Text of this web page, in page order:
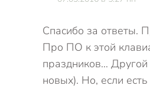
Cпасибо за ответы.
Про ПО к этой
праздников…
новых). Но, если